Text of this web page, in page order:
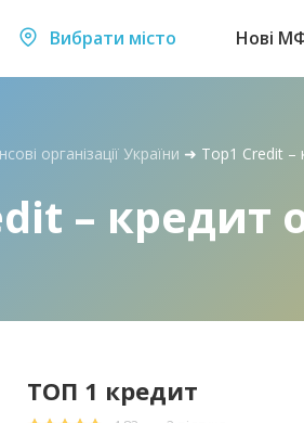
Вибрати місто Нові
організації України ➜ Top1 Credit –
– кредит
ТОП 1 кредит